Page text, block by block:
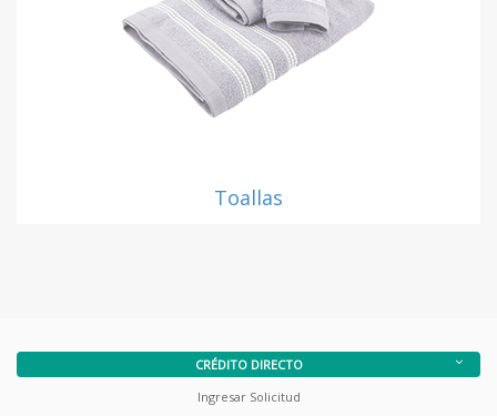
Toallas
CRÉDITO DIRECTO
Ingresar Solicitud